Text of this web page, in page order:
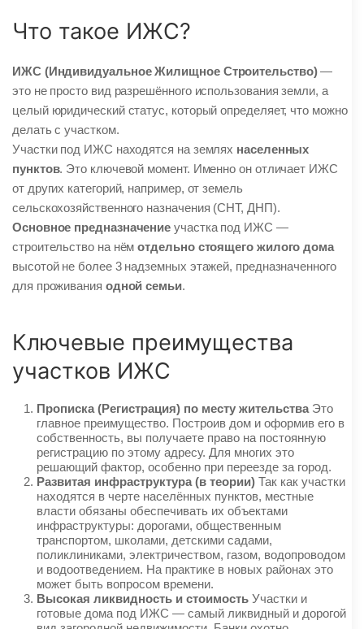
Что такое ИЖС?
ИЖС (Индивидуальное Жилищное Строительство)—
это не просто вид разрешённого использования земли, а
целый юридический статус, который определяет, что можно
делать с участком.
Участки под ИЖС находятся на землях населенных
пунктов. Это ключевой момент. Именно он отличает ИЖС
от других категорий, например, от земель
сельскохозяйственного назначения (СНТ, ДНП).
Основное предназначение участка под ИЖС —
строительство на нёмотдельно стоящего жилого дома
высотой не более 3 надземных этажей, предназначенного
для проживания одной семьи.
Ключевые преимущества
участков ИЖС
Прописка (Регистрация) по месту жительства Это
главное преимущество. Построив дом и оформив его в
собственность, вы получаете право на постоянную
регистрацию по этому адресу. Для многих это
решающий фактор, особенно при переезде за город.
Развитая инфраструктура (в теории) Так как участки
находятся в черте населённых пунктов, местные
власти обязаны обеспечивать их объектами
инфраструктуры: дорогами, общественным
транспортом, школами, детскими садами,
поликлиниками, электричеством, газом, водопроводом
и водоотведением. На практике в новых районах это
может быть вопросом времени.
Высокая ликвидность и стоимость Участки и
готовые дома под ИЖС — самый ликвидный и дорогой